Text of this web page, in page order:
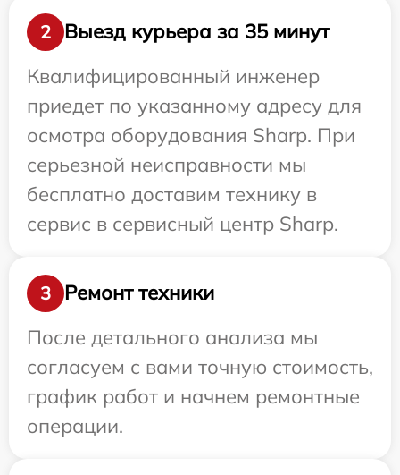
2
Выезд курьера за 35 минут
Квалифицированный инженер
приедет по указанному адресу для
осмотра оборудования Sharp. При
серьезной неисправности мы
бесплатно доставим технику в
сервис в сервисный центр Sharp.
3
Ремонт техники
После детального анализа мы
согласуем с вами точную стоимость,
график работ и начнем ремонтные
операции.